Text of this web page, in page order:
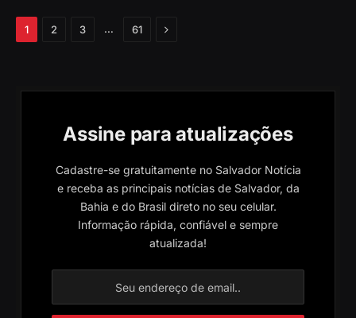
1 2 3 … 61 Próximo
Assine para atualizações
Cadastre-se gratuitamente no Salvador Notícia
e receba as principais notícias de Salvador, da
Bahia e do Brasil direto no seu celular.
Informação rápida, confiável e sempre
atualizada!